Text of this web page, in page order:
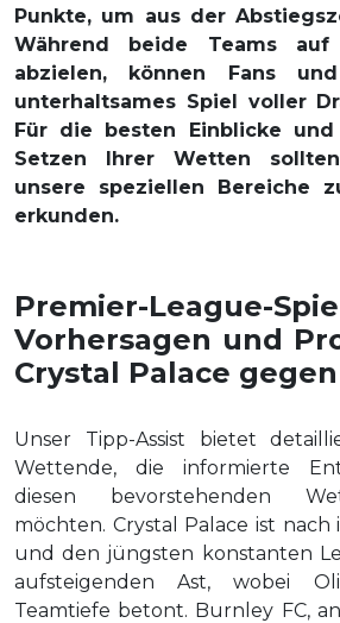
Punkte, um aus der
Während beide Teams
abzielen, können Fans
unterhaltsames Spiel voller
Für die besten Einblicke
Setzen Ihrer Wetten
unsere speziellen Bereiche
erkunden.
Premier-League-
Vorhersagen und
Crystal Palace
Unser Tipp-Assist bietet
Wettende, die informierte
diesen bevorstehenden
möchten. Crystal Palace ist nach
und den jüngsten konstanten
aufsteigenden Ast, wobei
Teamtiefe betont. Burnley FC,